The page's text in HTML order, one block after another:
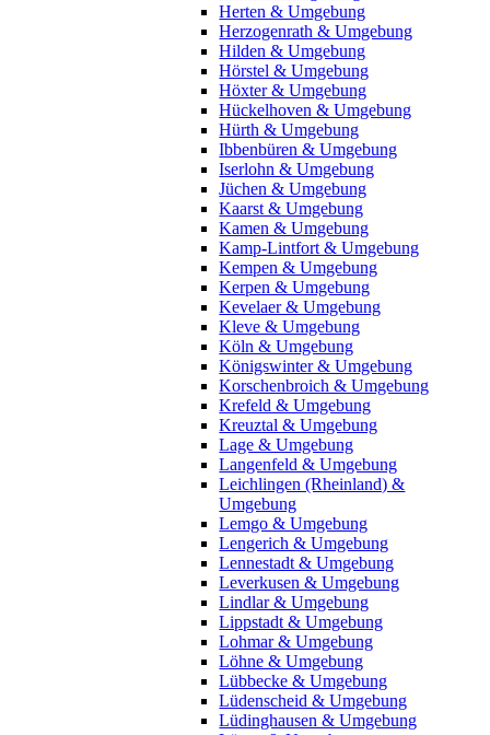
Herten & Umgebung
Herzogenrath & Umgebung
Hilden & Umgebung
Hörstel & Umgebung
Höxter & Umgebung
Hückelhoven & Umgebung
Hürth & Umgebung
Ibbenbüren & Umgebung
Iserlohn & Umgebung
Jüchen & Umgebung
Kaarst & Umgebung
Kamen & Umgebung
Kamp-Lintfort & Umgebung
Kempen & Umgebung
Kerpen & Umgebung
Kevelaer & Umgebung
Kleve & Umgebung
Köln & Umgebung
Königswinter & Umgebung
Korschenbroich & Umgebung
Krefeld & Umgebung
Kreuztal & Umgebung
Lage & Umgebung
Langenfeld & Umgebung
Leichlingen (Rheinland) &
Umgebung
Lemgo & Umgebung
Lengerich & Umgebung
Lennestadt & Umgebung
Leverkusen & Umgebung
Lindlar & Umgebung
Lippstadt & Umgebung
Lohmar & Umgebung
Löhne & Umgebung
Lübbecke & Umgebung
Lüdenscheid & Umgebung
Lüdinghausen & Umgebung